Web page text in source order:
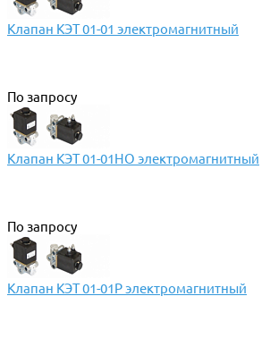
Клапан КЭТ 01-01 электромагнитный
По запросу
Клапан КЭТ 01-01НО электромагнитный
По запросу
Клапан КЭТ 01-01Р электромагнитный